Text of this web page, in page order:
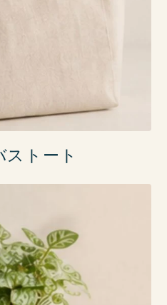
ストート